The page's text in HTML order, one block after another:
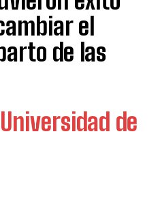
el
de las
de